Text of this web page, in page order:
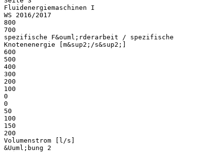
Fluidenergiemaschinen I
WS 2016/2017
800
700
spezifische F&ouml;rderarbeit / spezifische
Knotenenergie [m&sup2;/s&sup2;]
600
500
400
300
200
100
0
0
50
100
150
200
Volumenstrom [l/s]
&Uuml;bung 2